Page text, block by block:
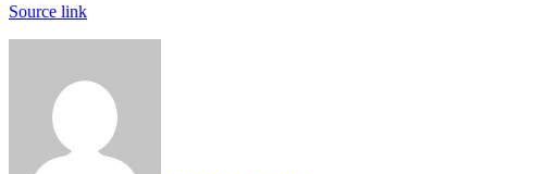
Source link